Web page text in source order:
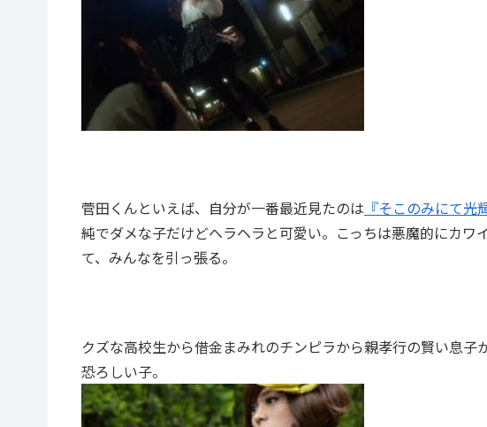
菅田くんといえば、自分が一番最近見たのは 『そこのみにて光
純でダメな子だけどヘラヘラと可愛い。こっちは悪魔的にカワ
て、みんなを引っ張る。
クズな高校生から借金まみれのチンピラから親孝行の賢い息子
恐ろしい子。